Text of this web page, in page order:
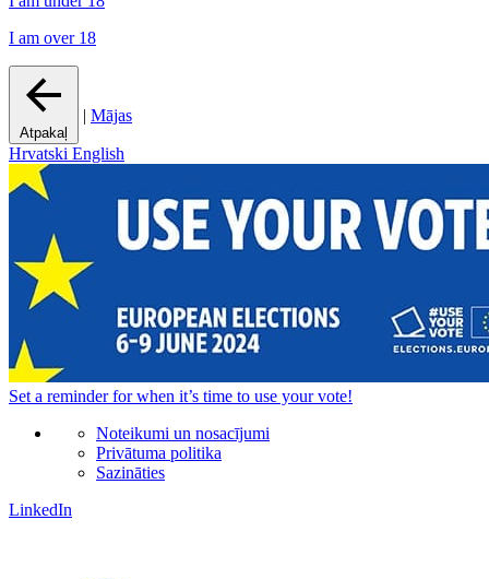
I am over 18
Atpakaļ
| Mājas
Hrvatski English
Set a reminderfor when it’s time to use your vote!
Noteikumi un nosacījumi
Privātuma politika
Sazināties
LinkedIn